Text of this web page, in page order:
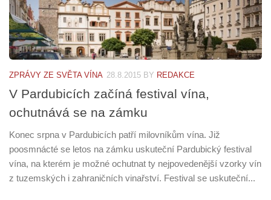
ZPRÁVY ZE SVĚTA VÍNA 28.8.2015 BY REDAKCE
V Pardubicích začíná festival vína,
ochutnává se na zámku
Konec srpna v Pardubicích patří milovníkům vína. Již
poosmnácté se letos na zámku uskuteční Pardubický festival
vína, na kterém je možné ochutnat ty nejpovedenější vzorky vín
z tuzemských i zahraničních vinařství. Festival se uskuteční...